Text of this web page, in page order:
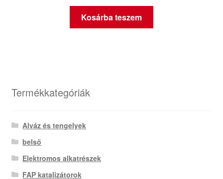
Kosárba teszem
Termékkategóriák
Alváz és tengelyek
belső
Elektromos alkatrészek
FAP katalizátorok